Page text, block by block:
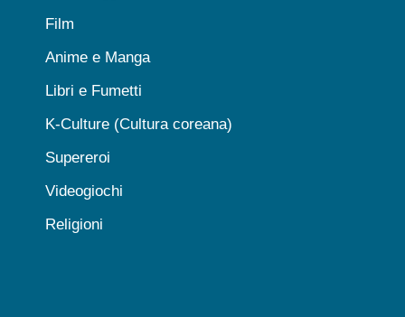
Film
Anime e Manga
Libri e Fumetti
K-Culture (Cultura coreana)
Supereroi
Videogiochi
Religioni